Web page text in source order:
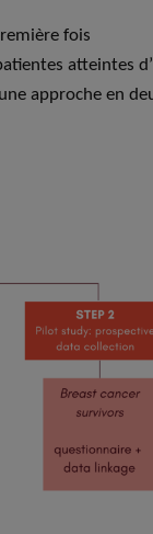
fois
atteintes
approche en